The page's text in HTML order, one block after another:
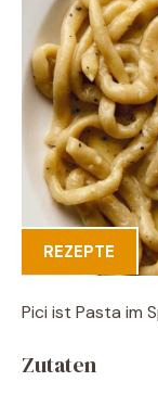
REZEPTE
Pici ist Pasta im
Zutaten